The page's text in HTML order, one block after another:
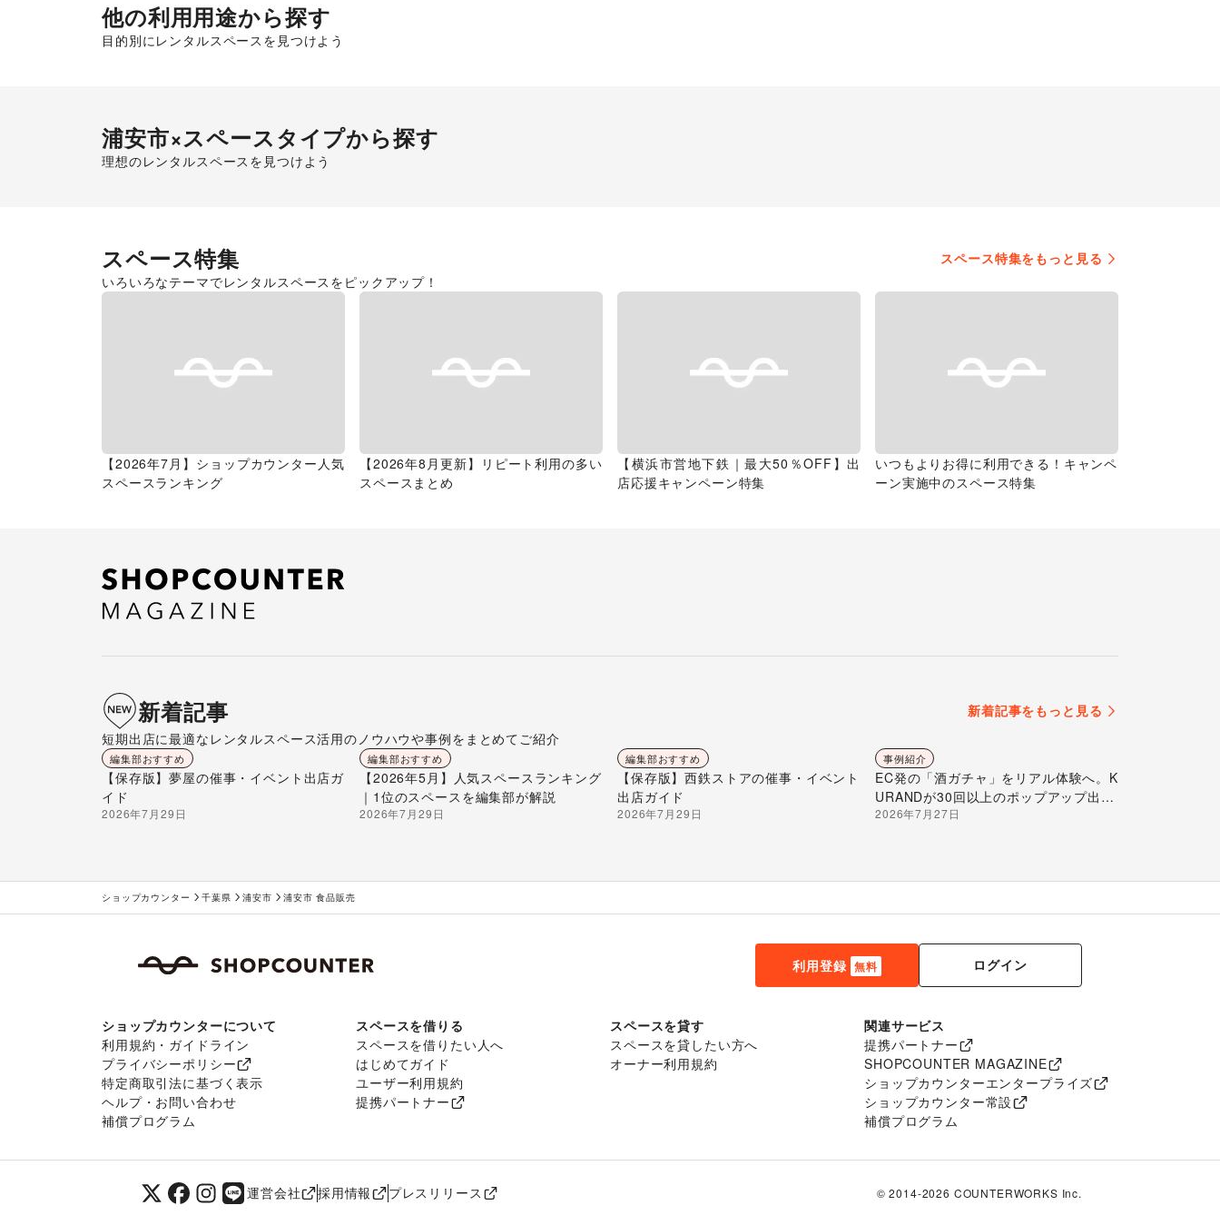
他の利用用途から探す
目的別にレンタルスペースを見つけよう
浦安市×スペースタイプから探す
理想のレンタルスペースを見つけよう
スペース特集
スペース特集をもっと見る
いろいろなテーマでレンタルスペースをピックアップ！
【2026年7月】ショップカウンター人気
スペースランキング
【2026年8月更新】リピート利用の多い
スペースまとめ
【横浜市営地下鉄｜最大50％OFF】出
店応援キャンペーン特集
いつもよりお得に利用できる！キャンペ
ーン実施中のスペース特集
新着記事
新着記事をもっと見る
短期出店に最適なレンタルスペース活用のノウハウや事例をまとめてご紹介
編集部おすすめ
【保存版】夢屋の催事・イベント出店ガ
イド
2026年7月29日
編集部おすすめ
【2026年5月】人気スペースランキング
｜1位のスペースを編集部が解説
2026年7月29日
編集部おすすめ
【保存版】西鉄ストアの催事・イベント
出店ガイド
2026年7月29日
事例紹介
EC発の「酒ガチャ」をリアル体験へ。K
URANDが30回以上のポップアップ出店
で届ける“新しいお酒との出会い”
2026年7月27日
ショップカウンター 千葉県 浦安市 浦安市 食品販売
利用登録 無料 ログイン
ショップカウンターについて
利用規約・ガイドライン
プライバシーポリシー
特定商取引法に基づく表示
ヘルプ・お問い合わせ
補償プログラム
スペースを借りる
スペースを借りたい人へ
はじめてガイド
ユーザー利用規約
提携パートナー
スペースを貸す
スペースを貸したい方へ
オーナー利用規約
関連サービス
提携パートナー
SHOPCOUNTER MAGAZINE
ショップカウンターエンタープライズ
ショップカウンター常設
補償プログラム
運営会社 採用情報 プレスリリース © 2014-2026 COUNTERWORKS Inc.